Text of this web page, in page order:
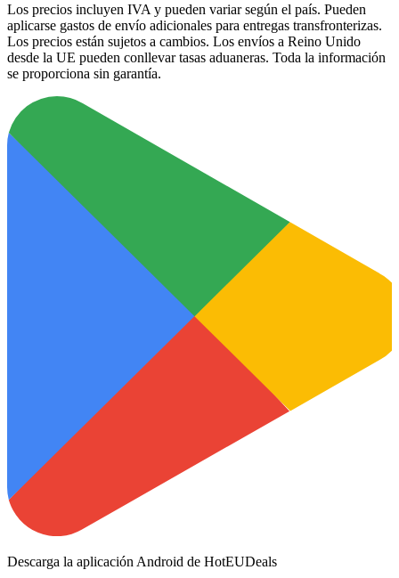
Los precios incluyen IVA y pueden variar según el país. Pueden
aplicarse gastos de envío adicionales para entregas transfronterizas.
Los precios están sujetos a cambios. Los envíos a Reino Unido
desde la UE pueden conllevar tasas aduaneras. Toda la información
se proporciona sin garantía.
Descarga la aplicación Android de HotEUDeals